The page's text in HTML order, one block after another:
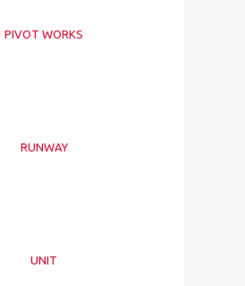
PIVOT WORKS
RUNWAY
UNIT